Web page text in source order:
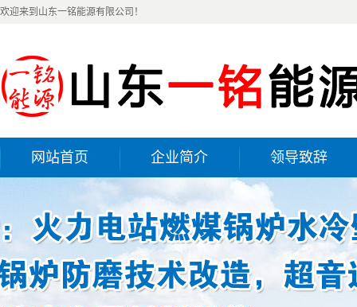
欢迎来到山东一铭能源有限公司！
网站首页 企业简介 领导致辞